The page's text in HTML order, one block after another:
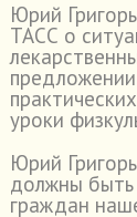
Юрий
ТАСС о
уроки
Юрий
должны
граждан